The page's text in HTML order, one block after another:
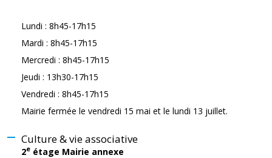
Lundi : 8h45-17h15
Mardi : 8h45-17h15
Mercredi : 8h45-17h15
Jeudi : 13h30-17h15
Vendredi : 8h45-17h15
Mairie fermée le vendredi 15 mai et le lundi 13 juillet.
Culture & vie associative
2e étage Mairie annexe